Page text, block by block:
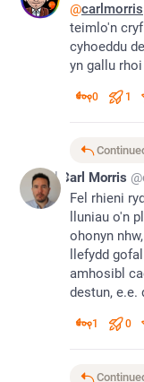
@carlmorris
teimlo'n cryf
cyhoeddu
yn gallu
0 1
Jul 9Carl Morris
Fel rhieni
lluniau o'n
ohonyn
llefydd
amhosibl
destun, e.e.
1 0